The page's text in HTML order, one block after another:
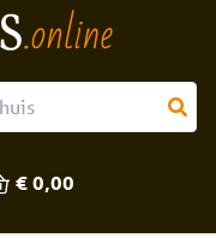
€ 0,00